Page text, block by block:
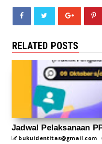
RELATED POSTS
Jadwal Pelaksanaan
bukuidentitas@gmail.com